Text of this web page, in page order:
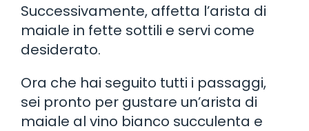
Successivamente, affetta l’arista di
maiale in fette sottili e servi come
desiderato.
Ora che hai seguito tutti i passaggi,
sei pronto per gustare un’arista di
maiale al vino bianco succulenta e